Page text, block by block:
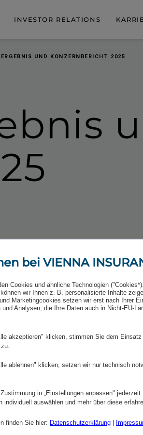
INVESTOR RELATIONS
UND KONZERNBERICHT 2025
JAHRESERGEBNIS UND KONZERNBERICHT
bei VIENNA
Cookies und ähnliche Technologien
wir Ihnen z. B. personalisierte Inhalte
Marketingcookies setzen wir erst nach Ihrer
und Analysen, die Ihre Daten auch in Nicht-EU-
akzeptieren" klicken, stimmen Sie dem
ablehnen" klicken, setzen wir nur technisch
in „Einstellungen anpassen"
individuell auswählen und mehr über diese
finden Sie hier: Datenschutzerklärung |